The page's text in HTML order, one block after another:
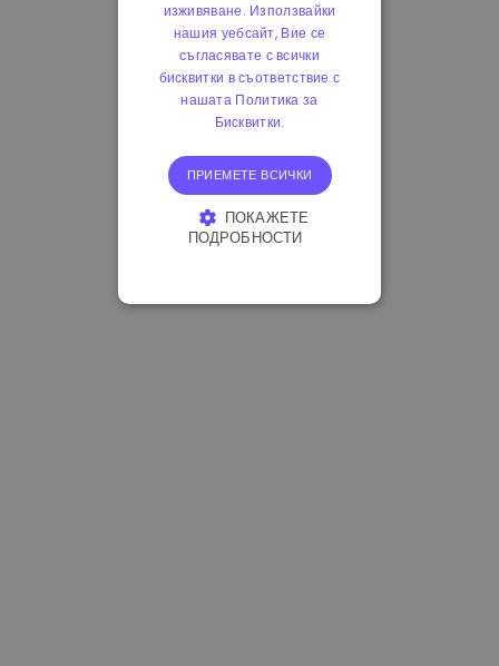
изживяване. Използвайки
нашия уебсайт, Вие се
съгласявате с всички
бисквитки в съответствие с
нашата Политика за
Бисквитки.
ПРИЕМЕТЕ ВСИЧКИ
ПОКАЖЕТЕ
ПОДРОБНОСТИ